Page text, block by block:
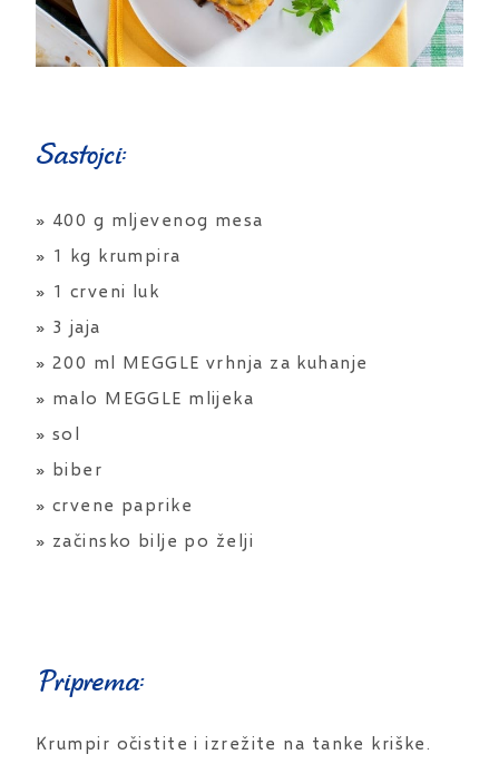
Sastojci:
» 400 g mljevenog mesa
» 1 kg krumpira
» 1 crveni luk
» 3 jaja
» 200 ml MEGGLE vrhnja za kuhanje
» malo MEGGLE mlijeka
» sol
» biber
» crvene paprike
» začinsko bilje po želji
Priprema:
Krumpir očistite i izrežite na tanke kriške.